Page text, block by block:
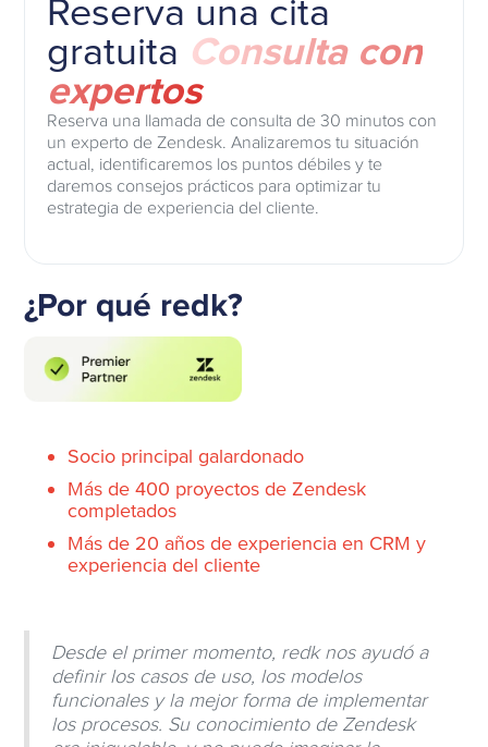
Reserva una cita
gratuita Consulta con
expertos
Reserva una llamada de consulta de 30 minutos con
un experto de Zendesk. Analizaremos tu situación
actual, identificaremos los puntos débiles y te
daremos consejos prácticos para optimizar tu
estrategia de experiencia del cliente.
¿Por qué redk?
Socio principal galardonado
Más de 400 proyectos de Zendesk
completados
Más de 20 años de experiencia en CRM y
experiencia del cliente
Desde el primer momento, redk nos ayudó a
definir los casos de uso, los modelos
funcionales y la mejor forma de implementar
los procesos. Su conocimiento de Zendesk